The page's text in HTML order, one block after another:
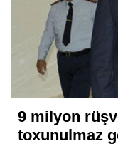
9 milyon
toxunulmaz